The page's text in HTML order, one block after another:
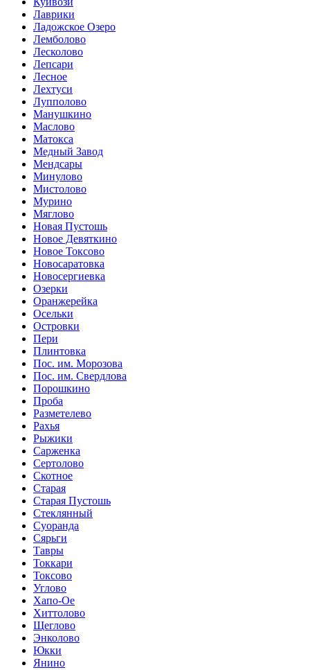
Лаврики
Ладожское Озеро
Лемболово
Лесколово
Лепсари
Лесное
Лехтуси
Лупполово
Манушкино
Маслово
Матокса
Медный Завод
Мендсары
Минулово
Мистолово
Мурино
Мяглово
Новая Пустошь
Новое Девяткино
Новое Токсово
Новосаратовка
Новосергиевка
Озерки
Оранжерейка
Осельки
Островки
Пери
Плинтовка
Пос. им. Морозова
Пос. им. Свердлова
Порошкино
Проба
Разметелево
Рахья
Рыжики
Сарженка
Сертолово
Скотное
Старая
Старая Пустошь
Стеклянный
Суоранда
Сярьги
Тавры
Токкари
Токсово
Углово
Хапо-Ое
Хиттолово
Щеглово
Энколово
Юкки
Янино